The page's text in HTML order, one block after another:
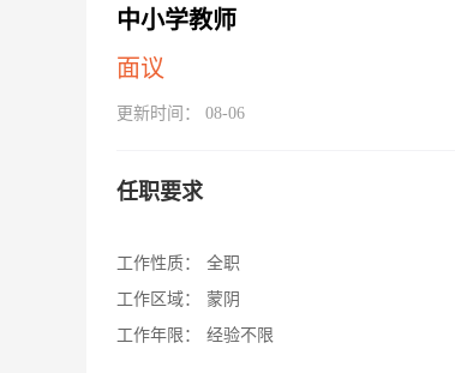
中小学教师
面议
更新时间： 08-06
任职要求
工作性质：
全职
工作区域：
蒙阴
工作年限：
经验不限